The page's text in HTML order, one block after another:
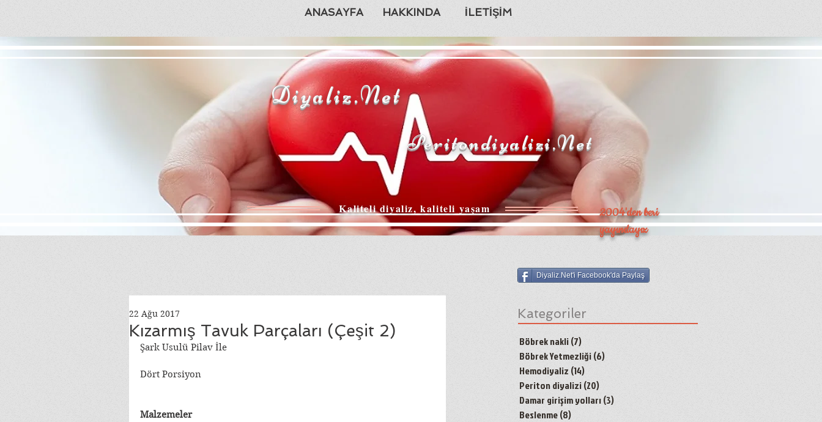
ANASAYFA HAKKINDA İLETİŞİM
Diyaliz.Net
Kaliteli diyaliz, kaliteli yaşam
Peritondiyalizi.Net
2004'den beri
yayındayız
Diyaliz.Net'i Facebook'da Paylaş
Kızarmış Tavuk Parçaları (Çeşit 2)
22 Ağu 2017
Şark Usulü Pilav İle
Dört Porsiyon
Malzemeler
Kategoriler
Böbrek nakli(7)
Böbrek Yetmezliği(6)
Hemodiyaliz (14)
Periton diyalizi(20)
Damar girişim yolları(3)
Beslenme(8)